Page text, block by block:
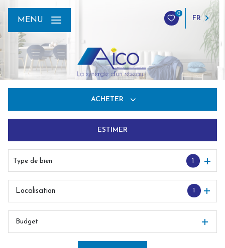
0
FR
MENU
ACHETER
De l'immo pro
ESTIMER
Type de bien 1
1
Localisation
Budget